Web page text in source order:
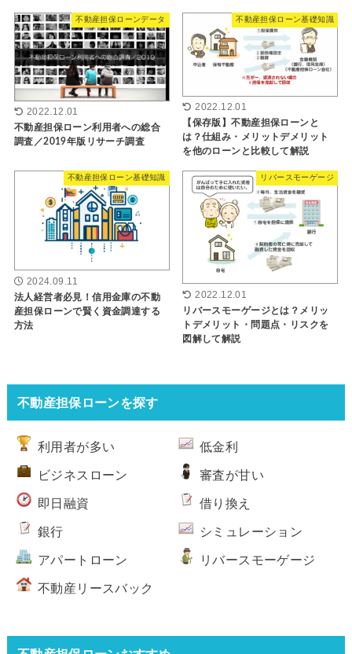
不動産担保ローンデータ
2022.12.01
不動産担保ローン利用者への総合
調査／2019年版リサーチ調査
不動産担保ローン基礎知識
2022.12.01
【保存版】不動産担保ローンと
は？仕組み・メリットデメリット
を他のローンと比較して解説
不動産担保ローン基礎知識
2024.09.11
法人経営者必見！信用金庫の不動
産担保ローンで賢く資金調達する
方法
リバースモーゲージ
2022.12.01
リバースモーゲージとは？メリッ
トデメリット・問題点・リスクを
図解して解説
不動産担保ローンを探す
利用者が多い 低金利
ビジネスローン 審査が甘い
即日融資 借り換え
銀行 シミュレーション
アパートローン リバースモーゲージ
不動産リースバック